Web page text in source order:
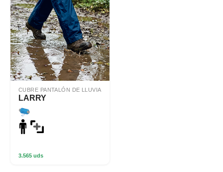
CUBRE PANTALÓN DE LLUVIA
LARRY
3.565 uds